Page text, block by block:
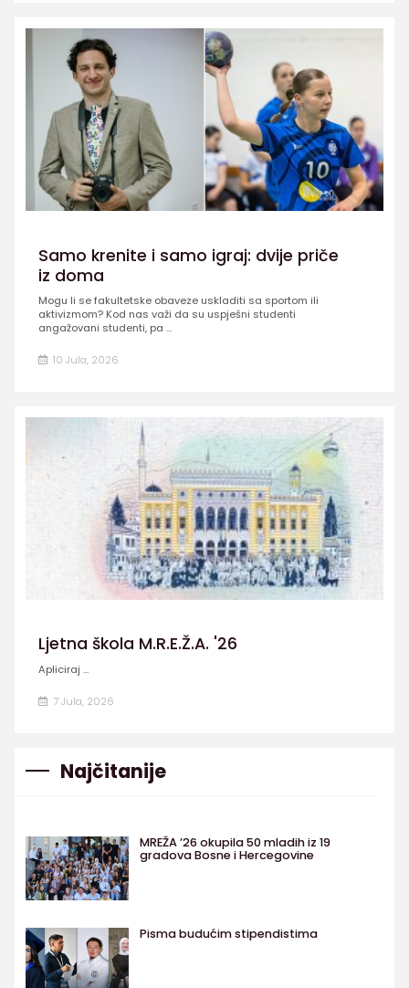
Samo krenite i samo igraj: dvije priče
iz doma
Mogu li se fakultetske obaveze uskladiti sa sportom ili
aktivizmom? Kod nas važi da su uspješni studenti
angažovani studenti, pa ...
10 Jula, 2026
Ljetna škola M.R.E.Ž.A. '26
Apliciraj ...
7 Jula, 2026
Najčitanije
MREŽA ’26 okupila 50 mladih iz 19
gradova Bosne i Hercegovine
Pisma budućim stipendistima